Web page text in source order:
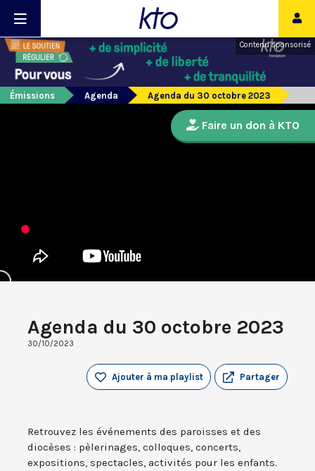
Contenu sponsorisé
Émissions Agenda Agenda du 30 octobre 2023
Agenda du 30 octobre 2023
30/10/2023
Partager
Ajouter à ma playlist
Retrouvez les événements des paroisses et des
diocèses : pèlerinages, colloques, concerts,
expositions, spectacles, activités pour les enfants.
Faire un don à KTO